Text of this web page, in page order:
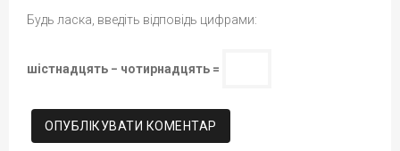
Будь ласка, введіть відповідь цифрами:
шістнадцять − чотирнадцять =